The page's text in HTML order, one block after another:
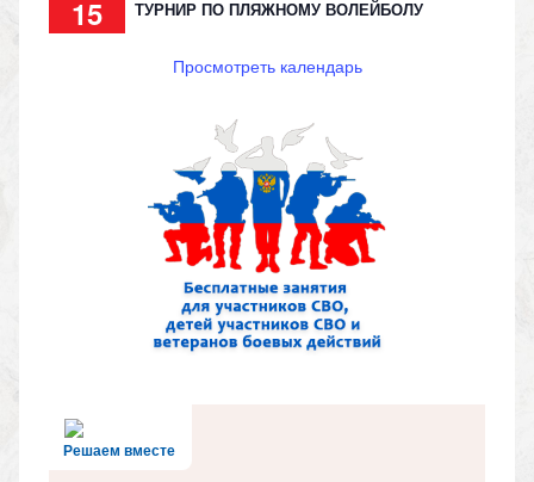
15 ТУРНИР ПО ПЛЯЖНОМУ ВОЛЕЙБОЛУ
Просмотреть календарь
Решаем вместе